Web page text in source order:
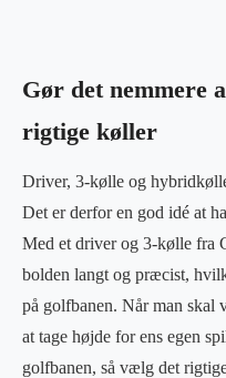
Gør det nemmere
rigtige køller
Driver, 3-kølle og
Det er derfor en god idé at
Med et driver og 3-kølle fra
bolden langt og præcist,
på golfbanen. Når man
at tage højde for ens egen
golfbanen, så vælg det